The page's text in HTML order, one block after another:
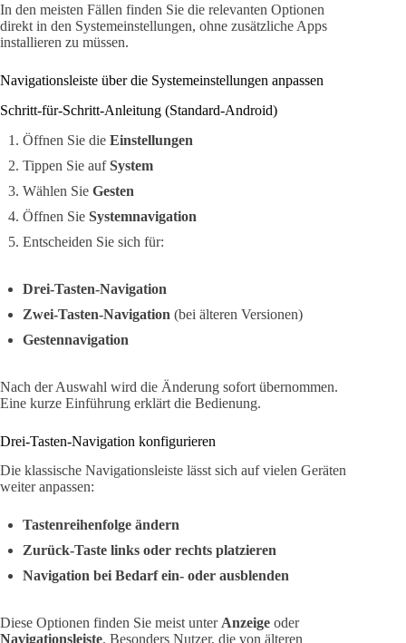
In den meisten Fällen finden Sie die relevanten Optionen
direkt in den Systemeinstellungen, ohne zusätzliche Apps
installieren zu müssen.
Navigationsleiste über die Systemeinstellungen anpassen
Schritt-für-Schritt-Anleitung (Standard-Android)
Öffnen Sie die Einstellungen
Tippen Sie aufSystem
Wählen Sie Gesten
Öffnen Sie Systemnavigation
Entscheiden Sie sich für:
Drei-Tasten-Navigation
Zwei-Tasten-Navigation (bei älteren Versionen)
Gestennavigation
Nach der Auswahl wird die Änderung sofort übernommen.
Eine kurze Einführung erklärt die Bedienung.
Drei-Tasten-Navigation konfigurieren
Die klassische Navigationsleiste lässt sich auf vielen Geräten
weiter anpassen:
Tastenreihenfolge ändern
Zurück-Taste links oder rechts platzieren
Navigation bei Bedarf ein- oder ausblenden
Diese Optionen finden Sie meist unter Anzeige oder
Navigationsleiste. Besonders Nutzer, die von älteren